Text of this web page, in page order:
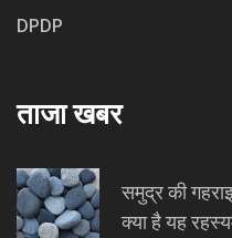
DPDP
ताजा खबर
समुद्र की
क्या है यह